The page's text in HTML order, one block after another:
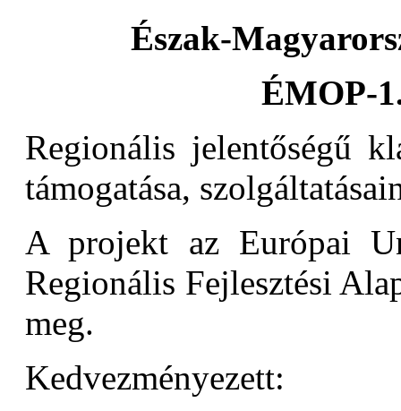
Észak-
ÉMOP-
Regionális jelentőségű
támogatása,
A projekt az Európai
Regionális Fejlesztési
meg.
Kedvezményezett: